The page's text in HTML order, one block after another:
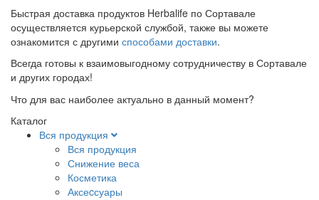
Быстрая доставка продуктов Herbalife по Сортавале
осуществляется курьерской службой, также вы можете
ознакомится с другими способами доставки.
Всегда готовы к взаимовыгодному сотрудничеству в Сортавале
и других городах!
Что для вас наиболее актуально в данный момент?
Каталог
Вся продукция
Вся продукция
Снижение веса
Косметика
Аксеcсуары